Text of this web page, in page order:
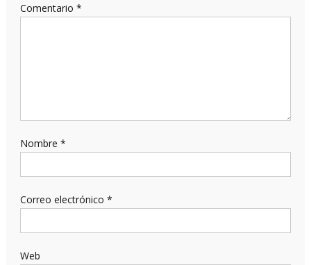
Comentario *
Nombre *
Correo electrónico *
Web